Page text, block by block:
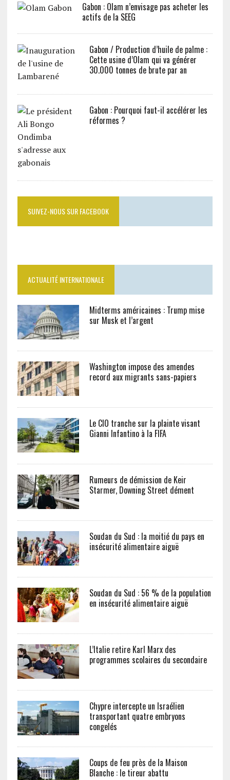
Gabon : Olam n’envisage pas acheter les
actifs de la SEEG
Gabon / Production d’huile de palme :
Cette usine d’Olam qui va générer
30.000 tonnes de brute par an
Gabon : Pourquoi faut-il accélérer les
réformes ?
SUIVEZ-NOUS SUR FACEBOOK
ACTUALITÉ INTERNATIONALE
Midterms américaines : Trump mise
sur Musk et l’argent
Washington impose des amendes
record aux migrants sans-papiers
Le CIO tranche sur la plainte visant
Gianni Infantino à la FIFA
Rumeurs de démission de Keir
Starmer, Downing Street dément
Soudan du Sud : la moitié du pays en
insécurité alimentaire aiguë
Soudan du Sud : 56 % de la population
en insécurité alimentaire aiguë
L’Italie retire Karl Marx des
programmes scolaires du secondaire
Chypre intercepte un Israélien
transportant quatre embryons
congelés
Coups de feu près de la Maison
Blanche : le tireur abattu